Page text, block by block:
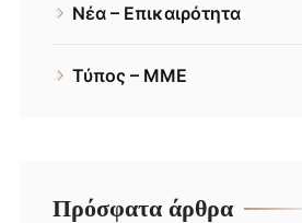
Νέα – Επικαιρότητα
Τύπος – ΜΜΕ
Πρόσφατα άρθρα